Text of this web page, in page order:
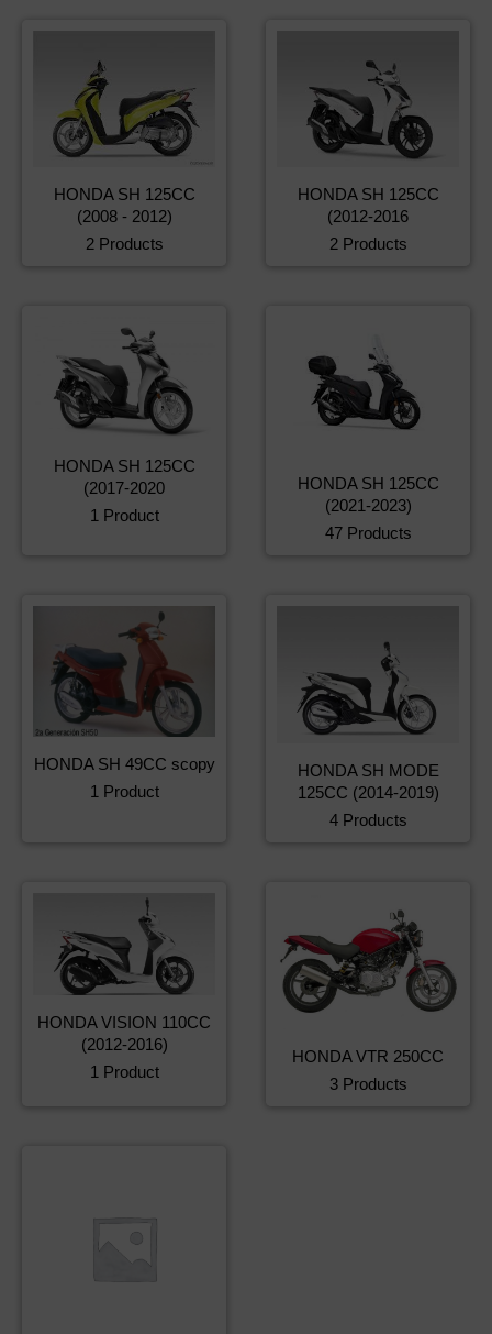
HONDA SH 125CC
(2008 - 2012)
2 Products
HONDA SH 125CC
(2012-2016
2 Products
HONDA SH 125CC
(2017-2020
1 Product
HONDA SH 125CC
(2021-2023)
47 Products
HONDA SH 49CC scopy
1 Product
HONDA SH MODE
125CC (2014-2019)
4 Products
HONDA VISION 110CC
(2012-2016)
1 Product
HONDA VTR 250CC
3 Products